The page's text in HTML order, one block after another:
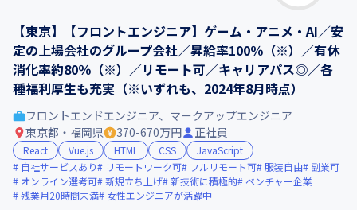
【東京】【フロントエンジニア】ゲーム・アニメ・AI／安
定の上場会社のグループ会社／昇給率100％（※）／有休
消化率約80％（※）／リモート可／キャリアパス◎／各
種福利厚生も充実（※いずれも、2024年8月時点）
フロントエンドエンジニア、マークアップエンジニア
東京都・福岡県
370-670万円 正社員
React Vue.js HTML CSS
JavaScript
自社サービスあり
リモートワーク可 フルリモート可 服装自由
副業可
オンライン選考可 新規立ち上げ 新技術に積極的
ベンチャー企業
残業月20時間未満
女性エンジニアが活躍中